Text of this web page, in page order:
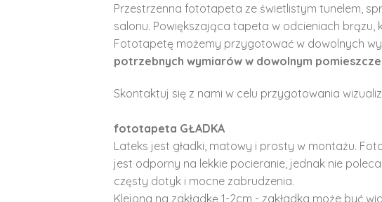
Przestrzenna fototapeta ze świetlistym tunelem,
salonu. Powiększająca tapeta w odcieniach brązu,
Fototapetę możemy przygotować w dowolnych
potrzebnych wymiarów w dowolnym
Skontaktuj się z nami w celu przygotowania
fototapeta GŁADKA
Lateks jest gładki, matowy i prosty w montażu.
jest odporny na lekkie pocieranie, jednak nie
częsty dotyk i mocne zabrudzenia.
Klejona na zakładkę 1-2cm - zakładka może być